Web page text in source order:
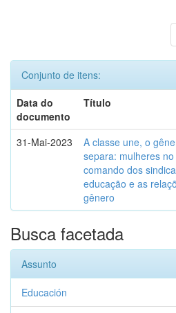
Conjunto de itens:
Data do
documento
Título
31-Mai-2023
A classe une, o
separa: mulheres no
comando dos
educação e as
gênero
Busca facetada
Assunto
Educación